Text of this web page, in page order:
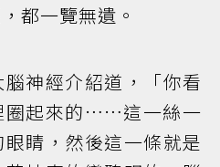
都一覽無遺。
神經介紹道，「你看
圈起來的……這一絲一
睛，然後這一條就是